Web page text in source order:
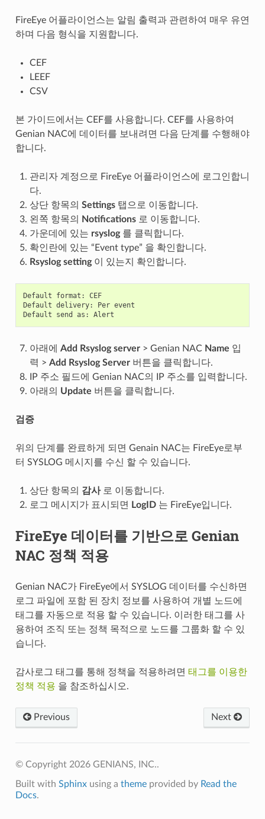
FireEye 어플라이언스는 알림 출력과 관련하여 매우 유연
하며 다음 형식을 지원합니다.
CEF
LEEF
CSV
본 가이드에서는 CEF를 사용합니다. CEF를 사용하여
Genian NAC에 데이터를 보내려면 다음 단계를 수행해야
합니다.
관리자 계정으로 FireEye 어플라이언스에 로그인합니
다.
상단 항목의 Settings탭으로 이동합니다.
왼쪽 항목의
Notifications로 이동합니다.
가운데에 있는 rsyslog를 클릭합니다.
확인란에 있는 “Event type” 을 확인합니다.
Rsyslog setting이 있는지 확인합니다.
Default format: CEF
Default delivery: Per event
아래에 Add Rsyslog server> Genian NAC Name 입
력 > Add Rsyslog Server버튼을 클릭합니다.
IP 주소 필드에 Genian NAC의 IP 주소를 입력합니다.
아래의 Update 버튼을 클릭합니다.
검증
위의 단계를 완료하게 되면 Genain NAC는 FireEye로부
터 SYSLOG 메시지를 수신 할 수 있습니다.
상단 항목의 감사로 이동합니다.
로그 메시지가 표시되면
LogID는 FireEye입니다.
FireEye 데이터를 기반으로 Genian
NAC 정책 적용
Genian NAC가 FireEye에서 SYSLOG 데이터를 수신하면
로그 파일에 포함 된 장치 정보를 사용하여 개별 노드에
태그를 자동으로 적용 할 수 있습니다. 이러한 태그를 사
용하여 조직 또는 정책 목적으로 노드를 그룹화 할 수 있
습니다.
감사로그 태그를 통해 정책을 적용하려면 태그를 이용한
정책 적용 을 참조하십시오.
Previous Next
© Copyright 2026 GENIANS, INC..
Built with Sphinxusing a themeprovided by Read the
Docs.